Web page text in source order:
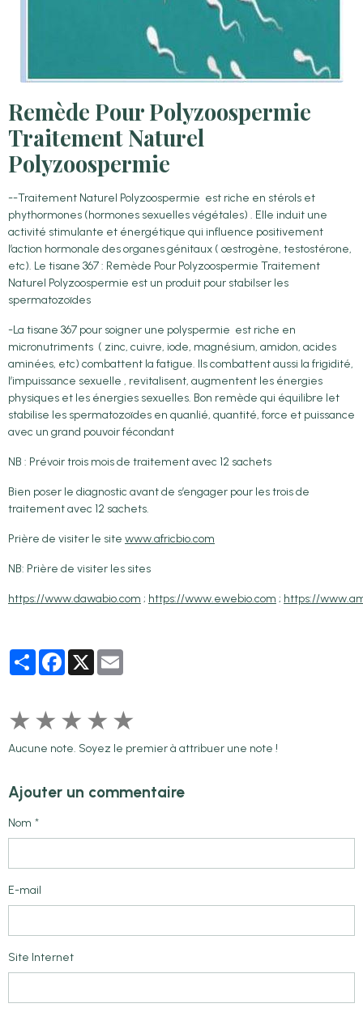
Remède Pour Polyzoospermie
Traitement Naturel
Polyzoospermie
--Traitement Naturel Polyzoospermie est riche en stérols et
phythormones (hormones sexuelles végétales) . Elle induit une
activité stimulante et énergétique qui influence positivement
l’action hormonale des organes génitaux ( œstrogène, testostérone,
etc). Le tisane 367 : Remède Pour Polyzoospermie Traitement
Naturel Polyzoospermie est un produit pour stabilser les
spermatozoïdes
-La tisane 367 pour soigner une polyspermie est riche en
micronutriments ( zinc, cuivre, iode, magnésium, amidon, acides
aminées, etc) combattent la fatigue. Ils combattent aussi la frigidité,
l’impuissance sexuelle , revitalisent, augmentent les énergies
physiques et les énergies sexuelles. Bon remède qui équilibre let
stabilise les spermatozoïdes en quanlié, quantité, force et puissance
avec un grand pouvoir fécondant
NB : Prévoir trois mois de traitement avec 12 sachets
Bien poser le diagnostic avant de s’engager pour les trois de
traitement avec 12 sachets.
Prière de visiter le site www.africbio.com
NB: Prière de visiter les sites
https://www.dawabio.com ; https://www.ewebio.com ; https://
PartagerFacebook
X
★ ★ ★ ★ ★
Aucune note. Soyez le premier à attribuer une note !
Ajouter un commentaire
Nom
E-mail
Site Internet